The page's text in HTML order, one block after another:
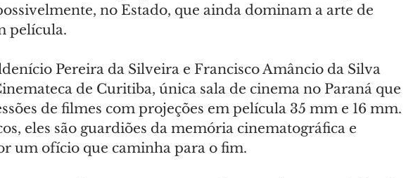
no Estado, que ainda dominam a arte de
película.
Pereira da Silveira e Francisco Amâncio da Silva
de Curitiba, única sala de cinema no Paraná que
de filmes com projeções em película 35 mm e 16 mm.
eles são guardiões da memória cinematográfica e
um ofício que caminha para o fim.